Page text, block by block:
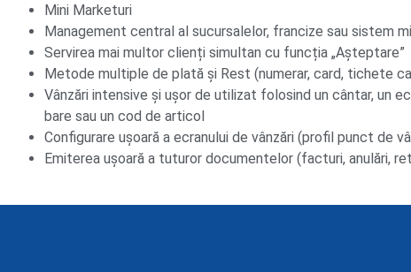
Mini Marketuri
Management central al sucursalelor, francize sau sistem
Servirea mai multor clienți simultan cu funcția „Așteptare”
Metode multiple de plată și Rest (numerar, card, tichete
Vânzări intensive și ușor de utilizat folosind un cântar, un
bare sau un cod de articol
Configurare ușoară a ecranului de vânzări (profil punct de
Emiterea ușoară a tuturor documentelor (facturi, anulări,